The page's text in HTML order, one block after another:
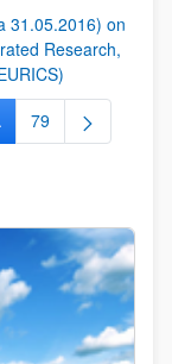
31.05.2016) on
Research,
para desplazarse.
intermedias
Página
79